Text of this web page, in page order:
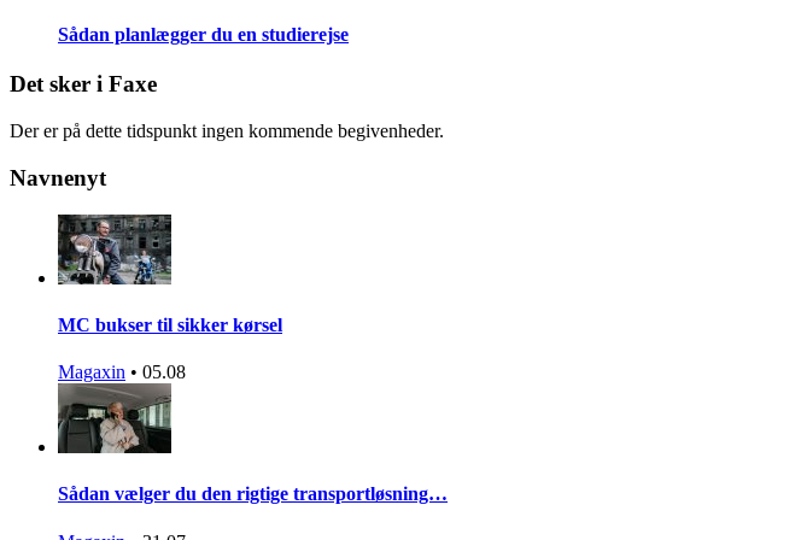
Sådan planlægger du en studierejse
Det sker i Faxe
Der er på dette tidspunkt ingen kommende begivenheder.
Navnenyt
MC bukser til sikker kørsel
Magaxin • 05.08
Sådan vælger du den rigtige transportløsning…